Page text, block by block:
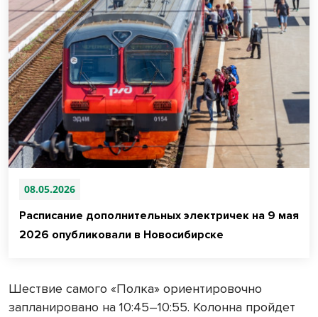
08.05.2026
Расписание дополнительных электричек на 9 мая
2026 опубликовали в Новосибирске
Шествие самого «Полка» ориентировочно
запланировано на 10:45–10:55. Колонна пройдет